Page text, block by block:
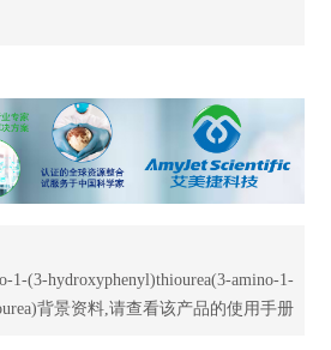
1-(3-hydroxyphenyl)thiourea(3-amino-1-
背景资料,请查看该产品的使用手册